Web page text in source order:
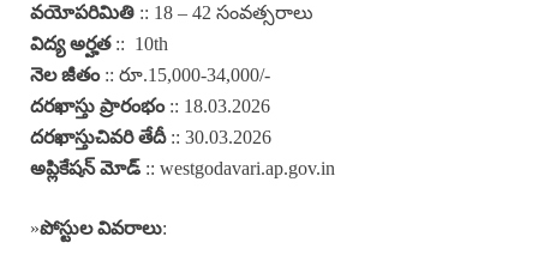
వయోపరిమితి :: 18 – 42 సంవత్సరాలు
విద్య అర్హత:: 10th
నెల జీతం:: రూ.15,000-34,000/-
దరఖాస్తు ప్రారంభం :: 18.03.2026
దరఖాస్తుచివరి తేదీ :: 30.03.2026
అప్లికేషన్ మోడ్ :: westgodavari.ap.gov.in
»పోస్టుల వివరాలు: